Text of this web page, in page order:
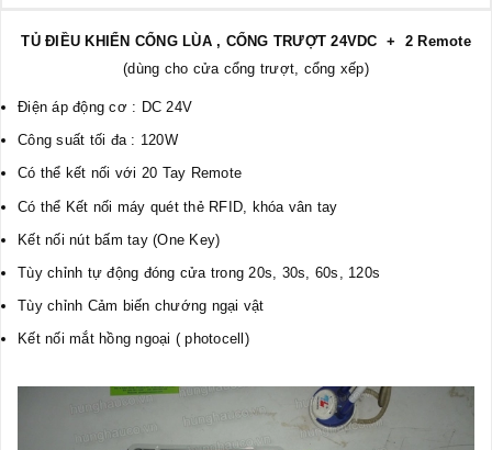
TỦ ĐIỀU KHIỂN CỔNG LÙA , CỔNG TRƯỢT 24VDC + 2 Remote
(dùng cho cửa cổng trượt, cổng xếp)
Điện áp động cơ : DC 24V
Công suất tối đa : 120W
Có thể kết nối với 20 Tay Remote
Có thể Kết nối máy quét thẻ RFID, khóa vân tay
Kết nối nút bấm tay (One Key)
Tùy chỉnh tự động đóng cửa trong 20s, 30s, 60s, 120s
Tùy chỉnh Cảm biến chướng ngại vật
Kết nối mắt hồng ngoại ( photocell)